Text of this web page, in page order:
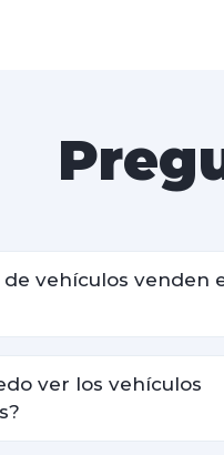
de vehículos venden
ver los vehículos